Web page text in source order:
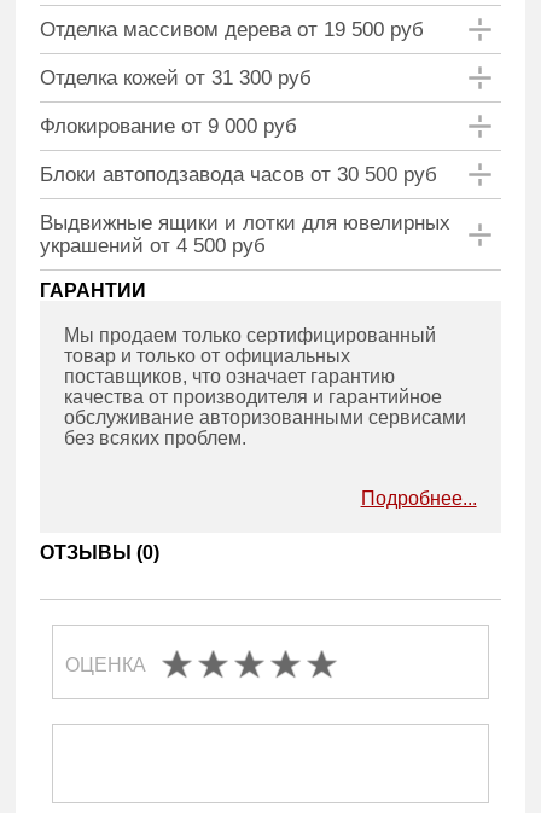
Отделка массивом дерева от 19 500 руб
Отделка кожей от 31 300 руб
Флокирование от 9 000 руб
Блоки автоподзавода часов от 30 500 руб
Выдвижные ящики и лотки для ювелирных
украшений от 4 500 руб
ГАРАНТИИ
Мы продаем только сертифицированный
товар и только от официальных
поставщиков, что означает гарантию
качества от производителя и гарантийное
обслуживание авторизованными сервисами
без всяких проблем.
Подробнее...
ОТЗЫВЫ (0)
ОЦЕНКА